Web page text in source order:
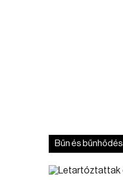
Bűn és bűnhődés